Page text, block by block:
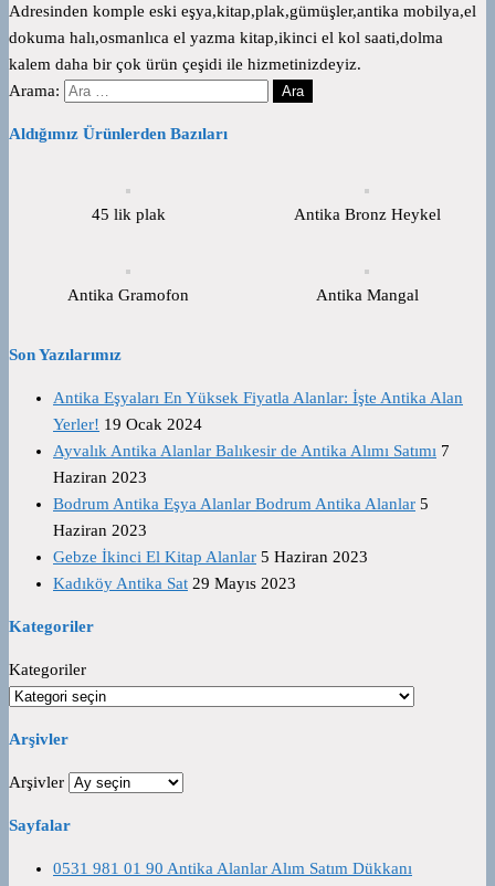
Adresinden komple eski eşya,kitap,plak,gümüşler,antika mobilya,el
dokuma halı,osmanlıca el yazma kitap,ikinci el kol saati,dolma
kalem daha bir çok ürün çeşidi ile hizmetinizdeyiz.
Arama:
Aldığımız Ürünlerden Bazıları
45 lik plak Antika Bronz Heykel
Antika Gramofon Antika Mangal
Son Yazılarımız
Antika Eşyaları En Yüksek Fiyatla Alanlar: İşte Antika Alan
Yerler! 19 Ocak 2024
Ayvalık Antika Alanlar Balıkesir de Antika Alımı Satımı 7
Haziran 2023
Bodrum Antika Eşya Alanlar Bodrum Antika Alanlar 5
Haziran 2023
Gebze İkinci El Kitap Alanlar 5 Haziran 2023
Kadıköy Antika Sat 29 Mayıs 2023
Kategoriler
Kategoriler
Arşivler
Arşivler
Sayfalar
0531 981 01 90 Antika Alanlar Alım Satım Dükkanı